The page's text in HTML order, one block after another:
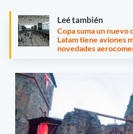
Leé también
Copa suma un nuevo
Latam tiene aviones
novedades